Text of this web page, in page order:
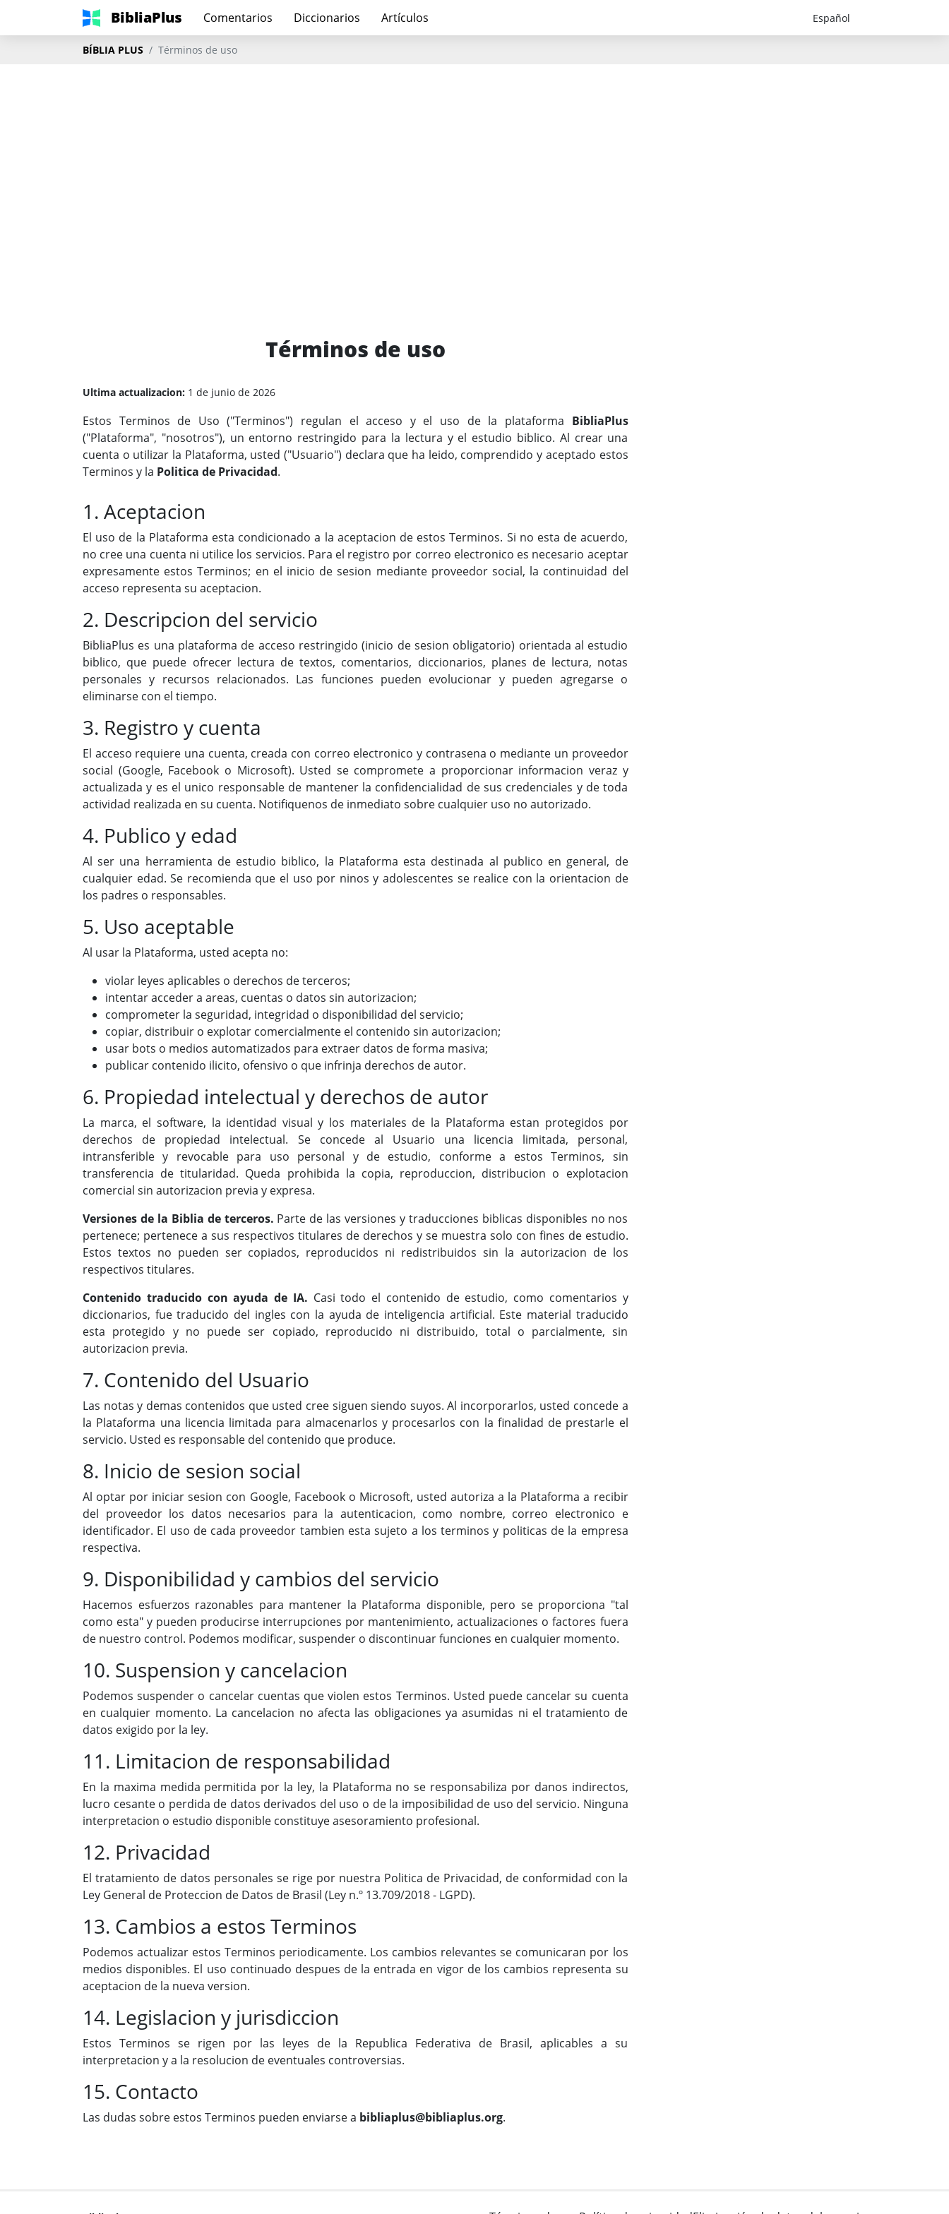
BibliaPlus Comentarios Diccionarios Artículos
BÍBLIA PLUS Términos de uso
Términos de uso
Ultima actualizacion: 1 de junio de 2026
Estos Terminos de Uso ("Terminos") regulan el acceso y el uso de la plataforma BibliaPlus
("Plataforma", "nosotros"), un entorno restringido para la lectura y el estudio biblico. Al crear una
cuenta o utilizar la Plataforma, usted ("Usuario") declara que ha leido, comprendido y aceptado estos
Terminos y la Politica de Privacidad.
1. Aceptacion
El uso de la Plataforma esta condicionado a la aceptacion de estos Terminos. Si no esta de acuerdo,
no cree una cuenta ni utilice los servicios. Para el registro por correo electronico es necesario aceptar
expresamente estos Terminos; en el inicio de sesion mediante proveedor social, la continuidad del
acceso representa su aceptacion.
2. Descripcion del servicio
BibliaPlus es una plataforma de acceso restringido (inicio de sesion obligatorio) orientada al estudio
biblico, que puede ofrecer lectura de textos, comentarios, diccionarios, planes de lectura, notas
personales y recursos relacionados. Las funciones pueden evolucionar y pueden agregarse o
eliminarse con el tiempo.
3. Registro y cuenta
El acceso requiere una cuenta, creada con correo electronico y contrasena o mediante un proveedor
social (Google, Facebook o Microsoft). Usted se compromete a proporcionar informacion veraz y
actualizada y es el unico responsable de mantener la confidencialidad de sus credenciales y de toda
actividad realizada en su cuenta. Notifiquenos de inmediato sobre cualquier uso no autorizado.
4. Publico y edad
Al ser una herramienta de estudio biblico, la Plataforma esta destinada al publico en general, de
cualquier edad. Se recomienda que el uso por ninos y adolescentes se realice con la orientacion de
los padres o responsables.
5. Uso aceptable
Al usar la Plataforma, usted acepta no:
violar leyes aplicables o derechos de terceros;
intentar acceder a areas, cuentas o datos sin autorizacion;
comprometer la seguridad, integridad o disponibilidad del servicio;
copiar, distribuir o explotar comercialmente el contenido sin autorizacion;
usar bots o medios automatizados para extraer datos de forma masiva;
publicar contenido ilicito, ofensivo o que infrinja derechos de autor.
6. Propiedad intelectual y derechos de autor
La marca, el software, la identidad visual y los materiales de la Plataforma estan protegidos por
derechos de propiedad intelectual. Se concede al Usuario una licencia limitada, personal,
intransferible y revocable para uso personal y de estudio, conforme a estos Terminos, sin
transferencia de titularidad. Queda prohibida la copia, reproduccion, distribucion o explotacion
comercial sin autorizacion previa y expresa.
Versiones de la Biblia de terceros. Parte de las versiones y traducciones biblicas disponibles no nos
pertenece; pertenece a sus respectivos titulares de derechos y se muestra solo con fines de estudio.
Estos textos no pueden ser copiados, reproducidos ni redistribuidos sin la autorizacion de los
respectivos titulares.
Contenido traducido con ayuda de IA. Casi todo el contenido de estudio, como comentarios y
diccionarios, fue traducido del ingles con la ayuda de inteligencia artificial. Este material traducido
esta protegido y no puede ser copiado, reproducido ni distribuido, total o parcialmente, sin
autorizacion previa.
7. Contenido del Usuario
Las notas y demas contenidos que usted cree siguen siendo suyos. Al incorporarlos, usted concede a
la Plataforma una licencia limitada para almacenarlos y procesarlos con la finalidad de prestarle el
servicio. Usted es responsable del contenido que produce.
8. Inicio de sesion social
Al optar por iniciar sesion con Google, Facebook o Microsoft, usted autoriza a la Plataforma a recibir
del proveedor los datos necesarios para la autenticacion, como nombre, correo electronico e
identificador. El uso de cada proveedor tambien esta sujeto a los terminos y politicas de la empresa
respectiva.
9. Disponibilidad y cambios del servicio
Hacemos esfuerzos razonables para mantener la Plataforma disponible, pero se proporciona "tal
como esta" y pueden producirse interrupciones por mantenimiento, actualizaciones o factores fuera
de nuestro control. Podemos modificar, suspender o discontinuar funciones en cualquier momento.
10. Suspension y cancelacion
Podemos suspender o cancelar cuentas que violen estos Terminos. Usted puede cancelar su cuenta
en cualquier momento. La cancelacion no afecta las obligaciones ya asumidas ni el tratamiento de
datos exigido por la ley.
11. Limitacion de responsabilidad
En la maxima medida permitida por la ley, la Plataforma no se responsabiliza por danos indirectos,
lucro cesante o perdida de datos derivados del uso o de la imposibilidad de uso del servicio. Ninguna
interpretacion o estudio disponible constituye asesoramiento profesional.
12. Privacidad
El tratamiento de datos personales se rige por nuestra Politica de Privacidad, de conformidad con la
Ley General de Proteccion de Datos de Brasil (Ley n.º 13.709/2018 - LGPD).
13. Cambios a estos Terminos
Podemos actualizar estos Terminos periodicamente. Los cambios relevantes se comunicaran por los
medios disponibles. El uso continuado despues de la entrada en vigor de los cambios representa su
aceptacion de la nueva version.
14. Legislacion y jurisdiccion
Estos Terminos se rigen por las leyes de la Republica Federativa de Brasil, aplicables a su
interpretacion y a la resolucion de eventuales controversias.
15. Contacto
Las dudas sobre estos Terminos pueden enviarse a bibliaplus@bibliaplus.org.